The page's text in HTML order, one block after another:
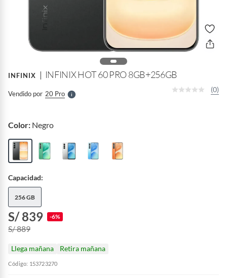
INFINIX INFINIX HOT 60 PRO 8GB+256GB
Vendido por 20 ProS
l
l
(0)
Color: Negro
Capacidad:
256 GB
S/ 839 -6%
S/ 889
Llega mañana Retira mañana
Código: 153723270